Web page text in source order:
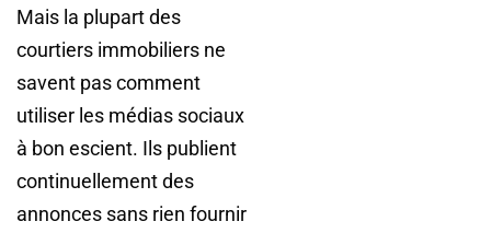
Mais la plupart des
courtiers immobiliers ne
savent pas comment
utiliser les médias sociaux
à bon escient. Ils publient
continuellement des
annonces sans rien fournir